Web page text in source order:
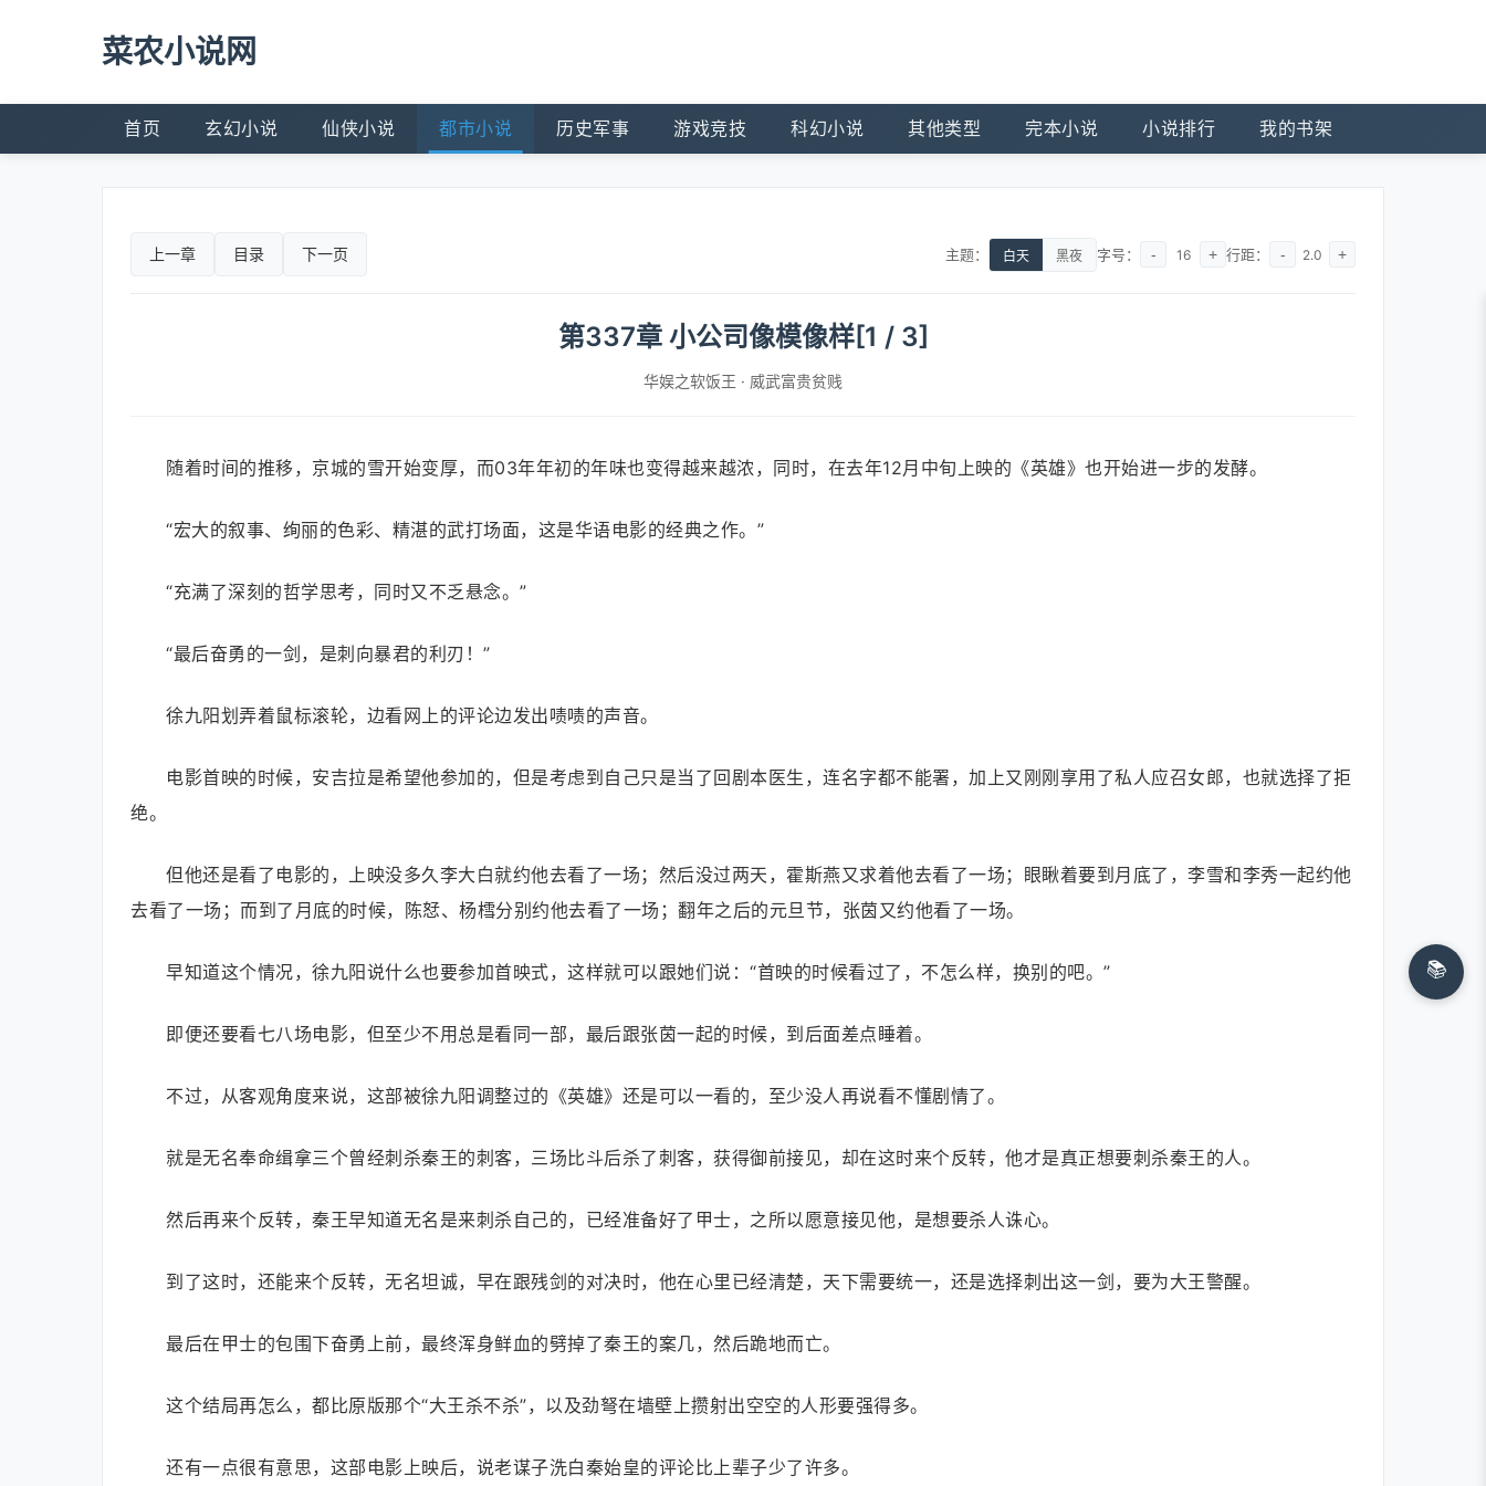
菜农小说网
首页 玄幻小说 仙侠小说 都市小说 历史军事 游戏竞技 科幻小说 其他类型 完本小说 小说排行 我的书架
上一章 目录 下一页 主题： 白天 黑夜 字号： - 16 + 行距： - 2.0 +
第337章 小公司像模像样[1 / 3]
华娱之软饭王 · 威武富贵贫贱
随着时间的推移，京城的雪开始变厚，而03年年初的年味也变得越来越浓，同时，在去年12月中旬上映的《英雄》也开始进一步的发酵。
“宏大的叙事、绚丽的色彩、精湛的武打场面，这是华语电影的经典之作。”
“充满了深刻的哲学思考，同时又不乏悬念。”
“最后奋勇的一剑，是刺向暴君的利刃！”
徐九阳划弄着鼠标滚轮，边看网上的评论边发出啧啧的声音。
电影首映的时候，安吉拉是希望他参加的，但是考虑到自己只是当了回剧本医生，连名字都不能署，加上又刚刚享用了私人应召女郎，也就选择了拒
绝。
但他还是看了电影的，上映没多久李大白就约他去看了一场；然后没过两天，霍斯燕又求着他去看了一场；眼瞅着要到月底了，李雪和李秀一起约他
去看了一场；而到了月底的时候，陈恏、杨樰分别约他去看了一场；翻年之后的元旦节，张茵又约他看了一场。
早知道这个情况，徐九阳说什么也要参加首映式，这样就可以跟她们说：“首映的时候看过了，不怎么样，换别的吧。”
即便还要看七八场电影，但至少不用总是看同一部，最后跟张茵一起的时候，到后面差点睡着。
不过，从客观角度来说，这部被徐九阳调整过的《英雄》还是可以一看的，至少没人再说看不懂剧情了。
就是无名奉命缉拿三个曾经刺杀秦王的刺客，三场比斗后杀了刺客，获得御前接见，却在这时来个反转，他才是真正想要刺杀秦王的人。
然后再来个反转，秦王早知道无名是来刺杀自己的，已经准备好了甲士，之所以愿意接见他，是想要杀人诛心。
到了这时，还能来个反转，无名坦诚，早在跟残剑的对决时，他在心里已经清楚，天下需要统一，还是选择刺出这一剑，要为大王警醒。
最后在甲士的包围下奋勇上前，最终浑身鲜血的劈掉了秦王的案几，然后跪地而亡。
这个结局再怎么，都比原版那个“大王杀不杀”，以及劲弩在墙壁上攒射出空空的人形要强得多。
还有一点很有意思，这部电影上映后，说老谋子洗白秦始皇的评论比上辈子少了许多。
📚